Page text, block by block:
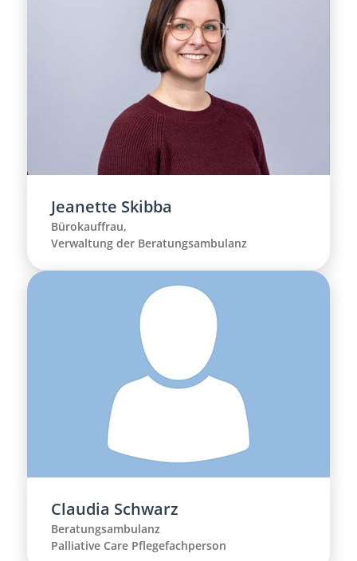
Jeanette Skibba
Bürokauffrau,
Verwaltung der Beratungsambulanz
Claudia Schwarz
Beratungsambulanz
Palliative Care Pflegefachperson